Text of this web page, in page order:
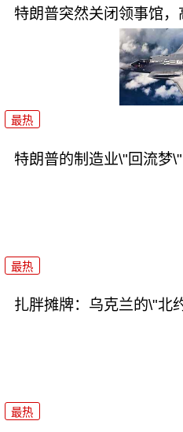
特朗普突然关闭领事馆
最热
特朗普的制造业\"回流梦
最热
扎胖摊牌：乌克兰的\"北
最热